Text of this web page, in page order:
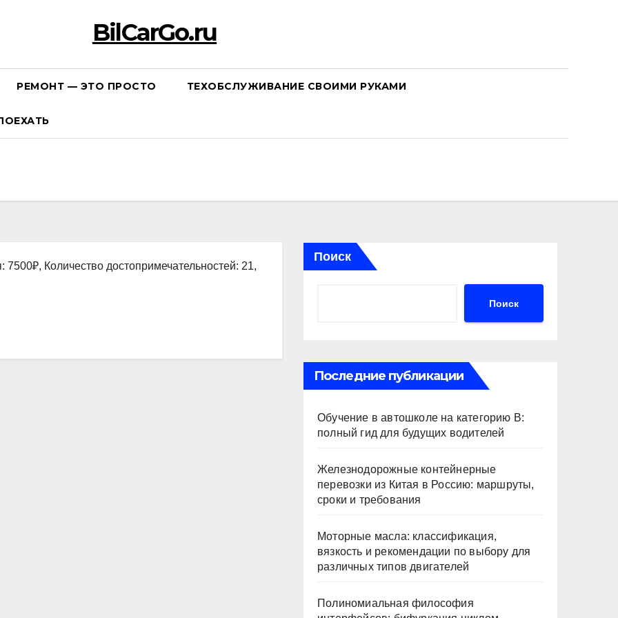
BilCarGo.ru
РЕМОНТ — ЭТО ПРОСТО ТЕХОБСЛУЖИВАНИЕ СВОИМИ РУКАМИ
Количество достопримечательностей: 21,
Поиск
Поиск
Последние публикации
Обучение в автошколе на категорию В:
полный гид для будущих водителей
Железнодорожные контейнерные
перевозки из Китая в Россию: маршруты,
сроки и требования
Моторные масла: классификация,
вязкость и рекомендации по выбору для
различных типов двигателей
Полиномиальная философия